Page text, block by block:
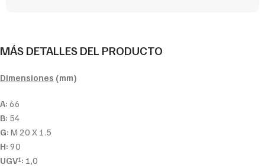
MÁS DETALLES DEL PRODUCTO
Dimensiones (mm)
A: 66
B: 54
G: M 20 X 1.5
H: 90
UGV1: 1,0